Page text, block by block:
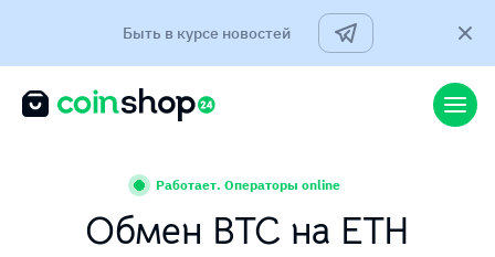
Быть в курсе новостей
Работает. Операторы online
Обмен BTC на ETH